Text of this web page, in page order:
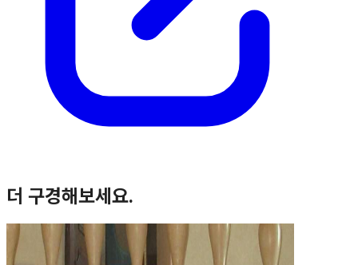
더 구경해보세요.